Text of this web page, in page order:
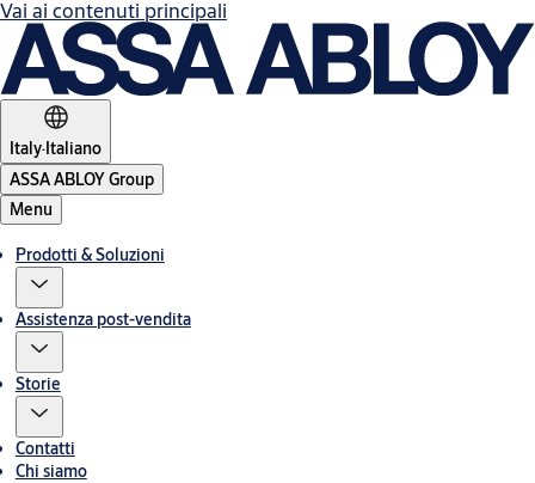
Vai ai contenuti principali
Italy·Italiano
ASSA ABLOY Group
Menu
Prodotti & Soluzioni
Assistenza post-vendita
Storie
Contatti
Chi siamo